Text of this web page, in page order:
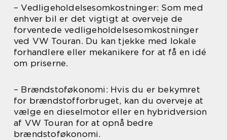
– Vedligeholdelsesomkostninger: Som med
enhver bil er det vigtigt at overveje de
forventede vedligeholdelsesomkostninger
ved VW Touran. Du kan tjekke med lokale
forhandlere eller mekanikere for at få en idé
om priserne.
– Brændstoføkonomi: Hvis du er bekymret
for brændstofforbruget, kan du overveje at
vælge en dieselmotor eller en hybridversion
af VW Touran for at opnå bedre
brændstoføkonomi.